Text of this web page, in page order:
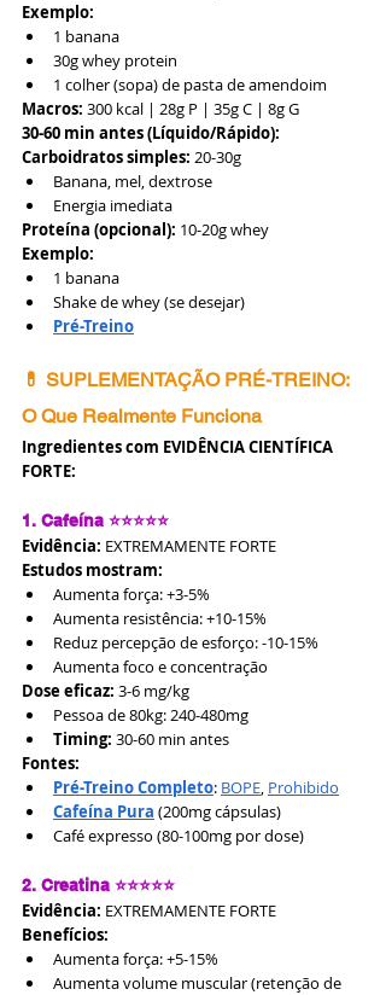
Exemplo:
1 banana
30g whey protein
1 colher (sopa) de pasta de amendoim
Macros: 300 kcal | 28g P | 35g C | 8g G
30-60 min antes (Líquido/Rápido):
Carboidratos simples: 20-30g
Banana, mel, dextrose
Energia imediata
Proteína (opcional): 10-20g whey
Exemplo:
1 banana
Shake de whey (se desejar)
Pré-Treino
💊 SUPLEMENTAÇÃO PRÉ-TREINO:
O Que Realmente Funciona
Ingredientes com EVIDÊNCIA CIENTÍFICA
FORTE:
1. Cafeína ⭐⭐⭐⭐⭐
Evidência: EXTREMAMENTE FORTE
Estudos mostram:
Aumenta força: +3-5%
Aumenta resistência: +10-15%
Reduz percepção de esforço: -10-15%
Aumenta foco e concentração
Dose eficaz: 3-6 mg/kg
Pessoa de 80kg: 240-480mg
Timing: 30-60 min antes
Fontes:
Pré-Treino Completo: BOPE, Prohibido
Cafeína Pura (200mg cápsulas)
Café expresso (80-100mg por dose)
2. Creatina ⭐⭐⭐⭐⭐
Evidência: EXTREMAMENTE FORTE
Benefícios:
Aumenta força: +5-15%
Aumenta volume muscular (retenção de